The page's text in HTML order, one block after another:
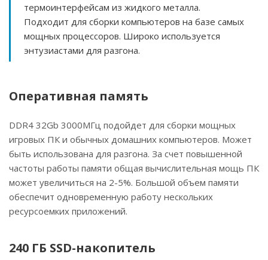
термоинтерфейсам из жидкого металла.
Подходит для сборки компьютеров на базе самых
мощных процессоров. Широко используется
энтузиастами для разгона.
Оперативная память
DDR4 32Gb 3000МГц подойдет для сборки мощных
игровых ПК и обычных домашних компьютеров. Может
быть использована для разгона. За счет повышенной
частоты работы памяти общая вычислительная мощь ПК
может увеличиться на 2-5%. Большой объем памяти
обеспечит одновременную работу нескольких
ресурсоемких приложений.
240 ГБ SSD-накопитель